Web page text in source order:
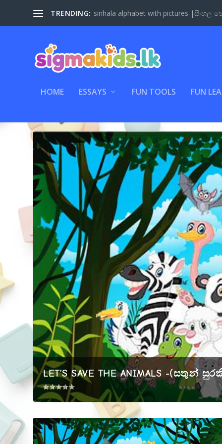
TRENDING: sinhala alphabet with pictures |සිංහල
HOME ESSAYS FUN TOOLS FUN
LET’S SAVE THE ANIMALS -(සතුන්